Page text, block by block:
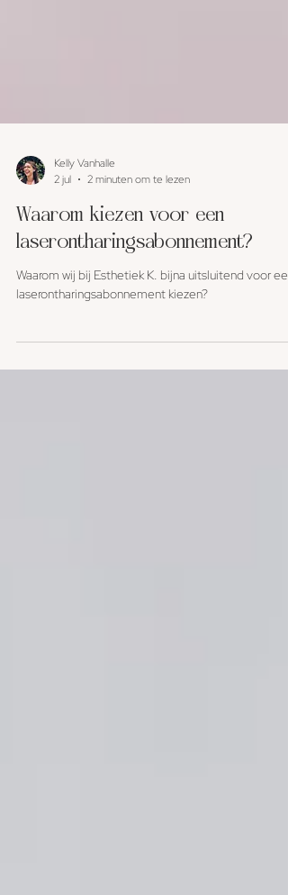
Kelly Vanhalle
2 jul
2 minuten om te lezen
Waarom kiezen voor een
laserontharingsabonnement?